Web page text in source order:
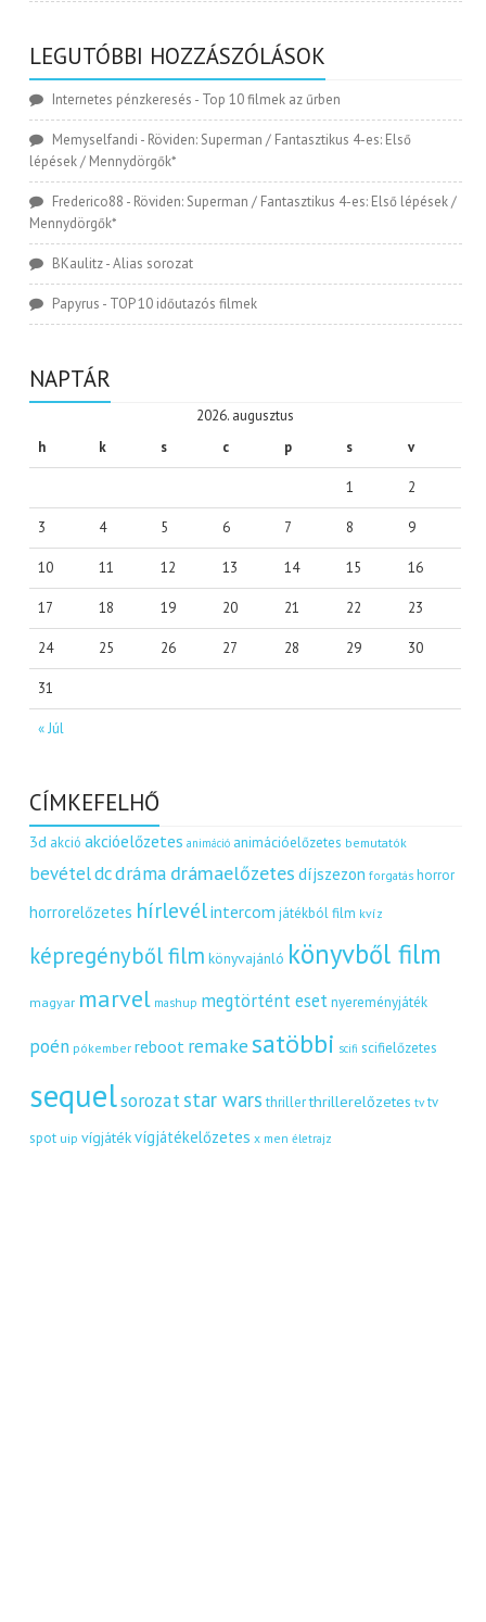
LEGUTÓBBI HOZZÁSZÓLÁSOK
Internetes pénzkeresés - Top 10 filmek az űrben
Memyselfandi - Röviden: Superman / Fantasztikus 4-es: Első
lépések / Mennydörgők*
Frederico88 - Röviden: Superman / Fantasztikus 4-es: Első lépések /
Mennydörgők*
BKaulitz-Alias sorozat
Papyrus - TOP 10 időutazós filmek
NAPTÁR
2026. augusztus
h
k s c p s v
« Júl
1 2
3 4 5 6 7 8 9
10 11 12 13 14 15 16
17 18 19 20 21 22 23
24 25 26 27 28 29 30
31
CÍMKEFELHŐ
3d akció akcióelőzetes animáció animációelőzetes bemutatók
bevételdcdráma drámaelőzetes díjszezon forgatás horror
horrorelőzetes hírlevélintercom játékból film kvíz
képregényből film könyvajánló könyvből film
magyar marvel mashup megtörtént eset nyereményjáték
poén pókember reboot remakesatöbbi scifi scifielőzetes
sequelsorozatstar wars thriller thrillerelőzetes tv tv
spot uip vígjátékvígjátékelőzetes x men életrajz